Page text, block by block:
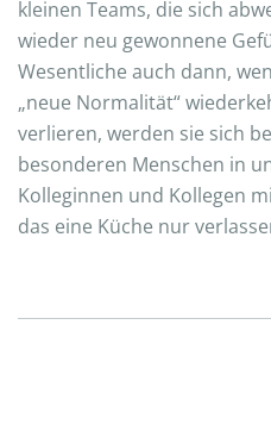
kleinen Teams, die sich
wieder neu gewonnene
Wesentliche auch dann,
„neue Normalität“
verlieren, werden sie sich
besonderen Menschen in
Kolleginnen und Kollegen
das eine Küche nur